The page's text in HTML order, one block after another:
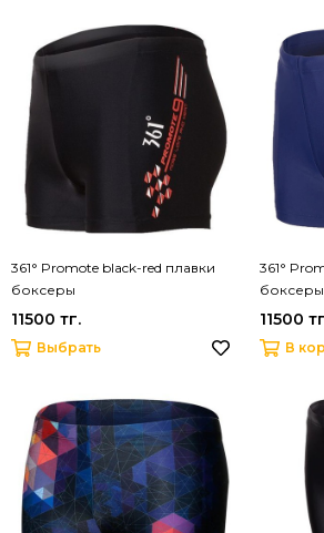
361° Promote black-red плавки
боксеры
11500 тг.
Выбрать
361°
боксеры
11500
В